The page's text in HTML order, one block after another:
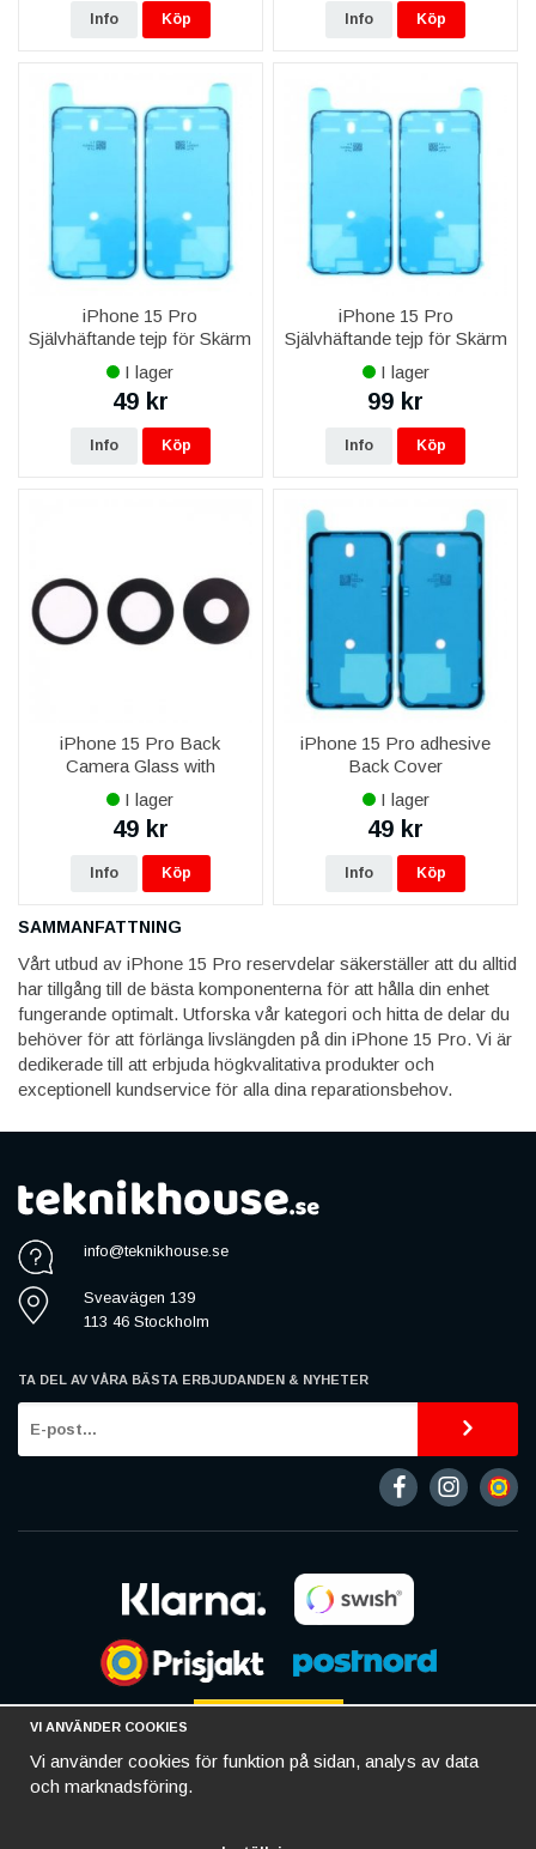
Info Köp Info Köp
iPhone 15 Pro
Självhäftande tejp för Skärm
I lager
49 kr
Info Köp
iPhone 15 Pro
Självhäftande tejp för Skärm
I lager
99 kr
Info Köp
iPhone 15 Pro Back
Camera Glass with
Adhesive Original 3 Pcs
I lager
49 kr
Info Köp
iPhone 15 Pro adhesive
Back Cover
I lager
49 kr
Info Köp
SAMMANFATTNING
Vårt utbud av iPhone 15 Pro reservdelar säkerställer att du alltid
har tillgång till de bästa komponenterna för att hålla din enhet
fungerande optimalt. Utforska vår kategori och hitta de delar du
behöver för att förlänga livslängden på din iPhone 15 Pro. Vi är
dedikerade till att erbjuda högkvalitativa produkter och
exceptionell kundservice för alla dina reparationsbehov.
info@teknikhouse.se
Sveavägen 139
113 46 Stockholm
TA DEL AV VÅRA BÄSTA ERBJUDANDEN & NYHETER
VI ANVÄNDER COOKIES
Vi använder cookies för funktion på sidan, analys av data
och marknadsföring.